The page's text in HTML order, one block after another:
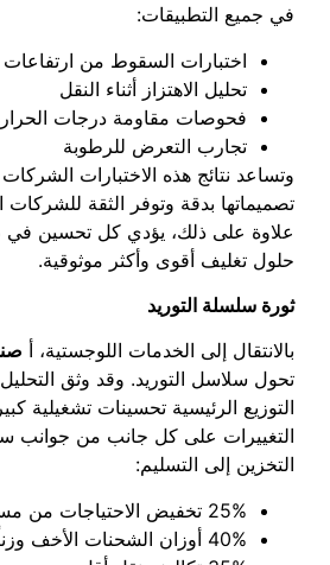
في جميع التطبيقات:
اختبارات السقوط من ارتفاعات
تحليل الاهتزاز أثناء النقل
فحوصات مقاومة درجات
تجارب التعرض للرطوبة
وتساعد نتائج هذه الاختبارات
تصميماتها بدقة وتوفر الثقة للشركات
علاوة على ذلك، يؤدي كل تحسين في
حلول تغليف أقوى وأكثر موثوقية.
ثورة سلسلة التوريد
بالانتقال إلى الخدمات اللوجستية، أ
تحول سلاسل التوريد. وقد وثق
التوزيع الرئيسية تحسينات تشغيلية
التغييرات على كل جانب من جوانب
التخزين إلى التسليم:
25% تخفيض الاحتياجات من مساحة المستودعات
40% أوزان الشحنات الأخف وزناً